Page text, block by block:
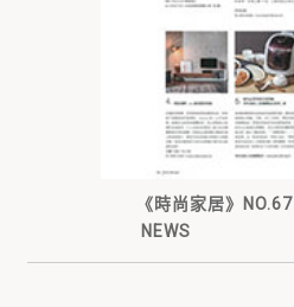
《時尚家居》NO.67
NEWS